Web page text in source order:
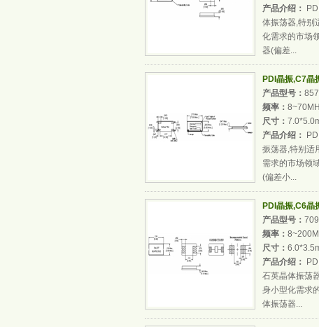
产品介绍：
体振荡器,特别
化需求的市场
器(偏差...
PDI晶振,C7晶
产品型号：
频率：
尺寸：
产品介绍：
振荡器,特别适
需求的市场领
(偏差小...
PDI晶振,C6晶
产品型号：
频率：
尺寸：
产品介绍：
石英晶体振荡
身小型化需求
体振荡器...